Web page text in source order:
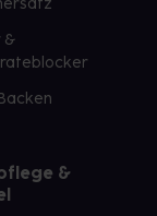
&
&